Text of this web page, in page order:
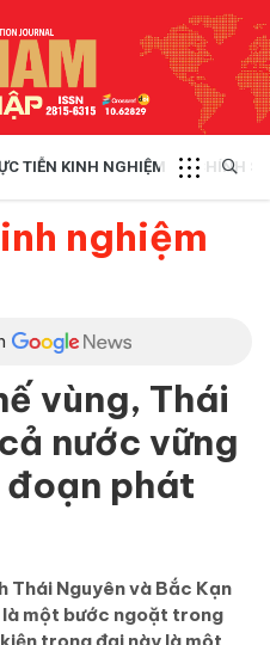
TIỄN KINH NGHIỆM CHÍNH
nghiệm
vùng, Thái
nước vững
phát
Thái Nguyên và Bắc Kạn
là một bước ngoặt trong